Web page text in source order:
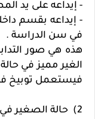
- إيداعه على يد
- إيداعه بقسم
في سن الدراسة .
هذه هي صور
الغير مميز في حالة
فيستعمل توبيخ
2) حالة الصغير في سن 12 ولم يصل بعد إلى 16 سنة .